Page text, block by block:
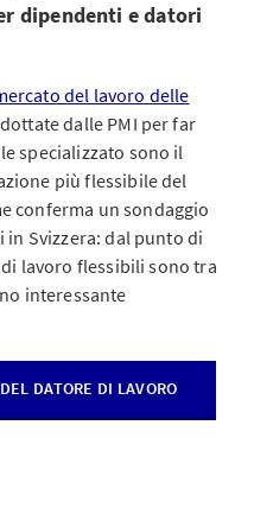
dipendenti e datori
del lavoro delle
dalle PMI per far
specializzato sono il
più flessibile del
conferma un sondaggio
in Svizzera: dal punto di
lavoro flessibili sono tra
interessante
DATORE DI LAVORO